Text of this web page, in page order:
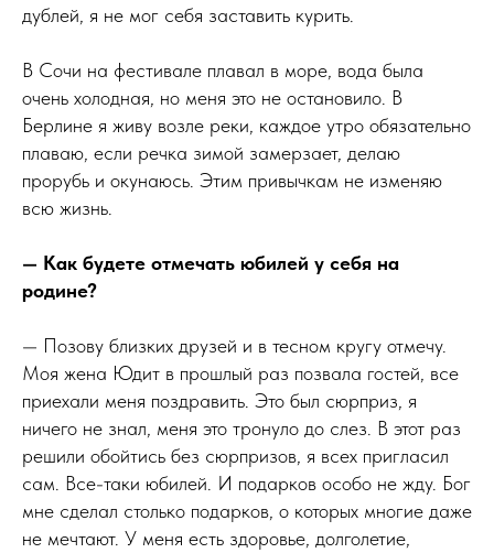
дублей, я не мог себя заставить курить.
В Сочи на фестивале плавал в море, вода была
очень холодная, но меня это не остановило. В
Берлине я живу возле реки, каждое утро обязательно
плаваю, если речка зимой замерзает, делаю
прорубь и окунаюсь. Этим привычкам не изменяю
всю жизнь.
— Как будете отмечать юбилей у себя на
родине?
— Позову близких друзей и в тесном кругу отмечу.
Моя жена Юдит в прошлый раз позвала гостей, все
приехали меня поздравить. Это был сюрприз, я
ничего не знал, меня это тронуло до слез. В этот раз
решили обойтись без сюрпризов, я всех пригласил
сам. Все-таки юбилей. И подарков особо не жду. Бог
мне сделал столько подарков, о которых многие даже
не мечтают. У меня есть здоровье, долголетие,